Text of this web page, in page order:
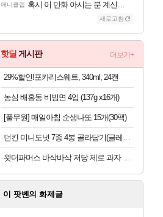
애니클립 혹시 이 만화 아시는 분 계신가요
새로고침
핫딜 게시판 더보기+
29%할인!포카리스웨트, 340ml, 24캔
농심 배홍동 비빔면 4입 (137g x16개)
[풀무원] 매일아침 순생나또 15개(30팩)
던킨 미니도넛 7종 4봉 골라담기(글레이즈드/바바리안/초코링 외)
왓더파머스 바삭바삭 저당 제로 과자 11종 모음
이 팟벤의 화제글